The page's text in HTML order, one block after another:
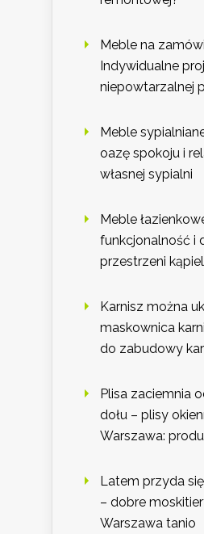
Meble na
Indywidualne
niepowtarzalnej
Meble
oazę spokoju i
własnej sypialni
Meble
funkcjonalność i
przestrzeni
Karnisz można
maskownica
do zabudowy
Plisa zaciemnia
dołu – plisy
Warszawa:
Latem przyda
– dobre
Warszawa tanio